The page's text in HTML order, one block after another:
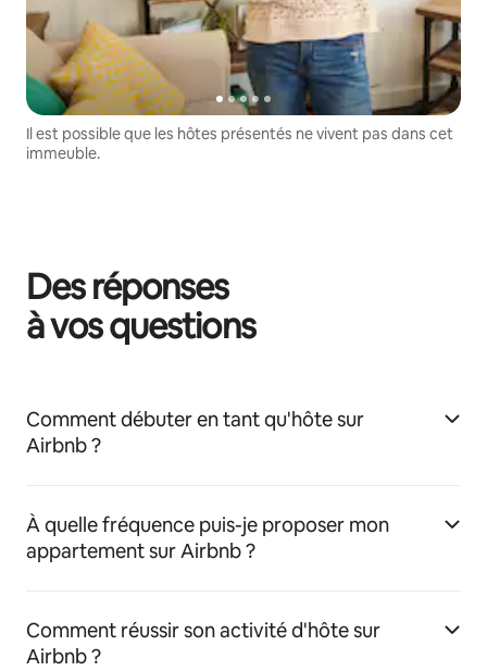
Il est possible que les hôtes présentés ne vivent pas dans cet
immeuble.
Des réponses
à vos questions
Comment débuter en tant qu'hôte sur
Airbnb ?
À quelle fréquence puis-je proposer mon
appartement sur Airbnb ?
Comment réussir son activité d'hôte sur
Airbnb ?